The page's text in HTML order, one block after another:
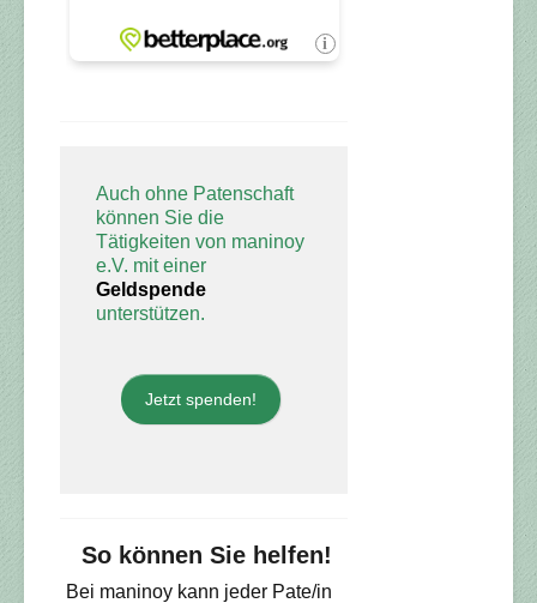
Auch ohne Patenschaft
können Sie die
Tätigkeiten von maninoy
e.V. mit einer
Geldspende
unterstützen.
Jetzt spenden!
So können Sie helfen!
Bei maninoy kann jeder Pate/in